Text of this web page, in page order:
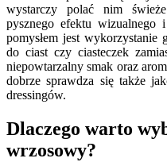
wystarczy polać nim
pysznego efektu wizualnego
pomysłem jest
do ciast czy ciasteczek
niepowtarzalny smak oraz
dobrze sprawdza się także
dressingów.
Dlaczego warto
wrzosowy?